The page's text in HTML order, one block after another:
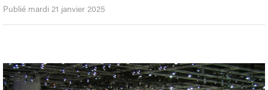
Publié mardi 21 janvier 2025